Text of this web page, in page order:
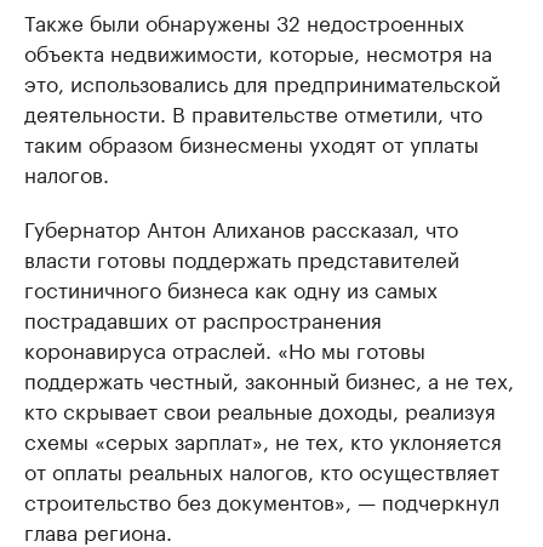
Также были обнаружены 32 недостроенных
объекта недвижимости, которые, несмотря на
это, использовались для предпринимательской
деятельности. В правительстве отметили, что
таким образом бизнесмены уходят от уплаты
налогов.
Губернатор Антон Алиханов рассказал, что
власти готовы поддержать представителей
гостиничного бизнеса как одну из самых
пострадавших от распространения
коронавируса отраслей. «Но мы готовы
поддержать честный, законный бизнес, а не тех,
кто скрывает свои реальные доходы, реализуя
схемы «серых зарплат», не тех, кто уклоняется
от оплаты реальных налогов, кто осуществляет
строительство без документов», — подчеркнул
глава региона.